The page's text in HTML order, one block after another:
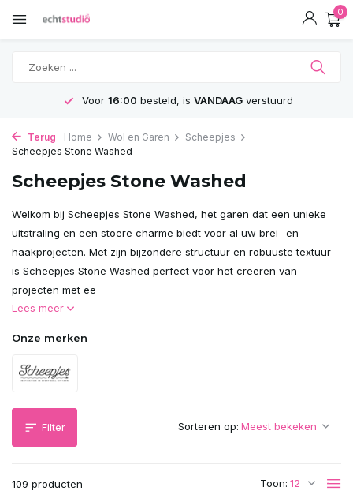
0
VANDAAGverstuurd
Terug Home Wol en Garen
Scheepjes
Scheepjes Stone Washed
Scheepjes Stone Washed
Welkom bij Scheepjes Stone Washed, het garen dat een unieke
uitstraling en een stoere charme biedt voor al uw brei- en
haakprojecten. Met zijn bijzondere structuur en robuuste textuur
is Scheepjes Stone Washed perfect voor het creëren van
projecten met ee
Lees meer
Onze merken
Filter
109 producten Toon:
Sorteren op: